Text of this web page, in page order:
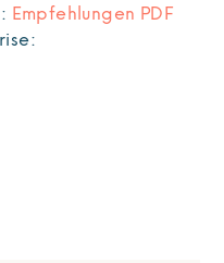
Empfehlungen PDF